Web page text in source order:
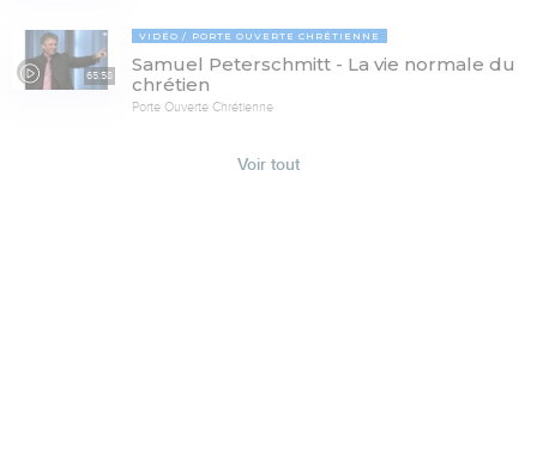
65:58
VIDÉO PORTE OUVERTE CHRÉTIENNE
Samuel Peterschmitt - La vie normale du
chrétien
Porte Ouverte Chrétienne
Voir tout